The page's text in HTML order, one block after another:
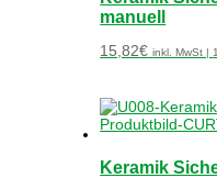
manuell
15,82€ inkl. MwSt |
Keramik